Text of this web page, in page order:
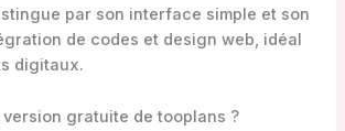
par son interface simple et son
de codes et design web, idéal
digitaux.
gratuite de tooplans ?